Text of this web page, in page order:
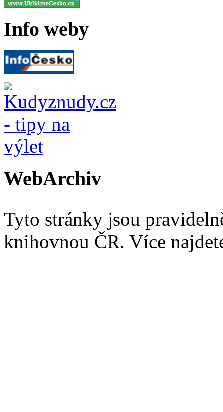
Info weby
WebArchiv
Tyto stránky jsou
knihovnou ČR. Více